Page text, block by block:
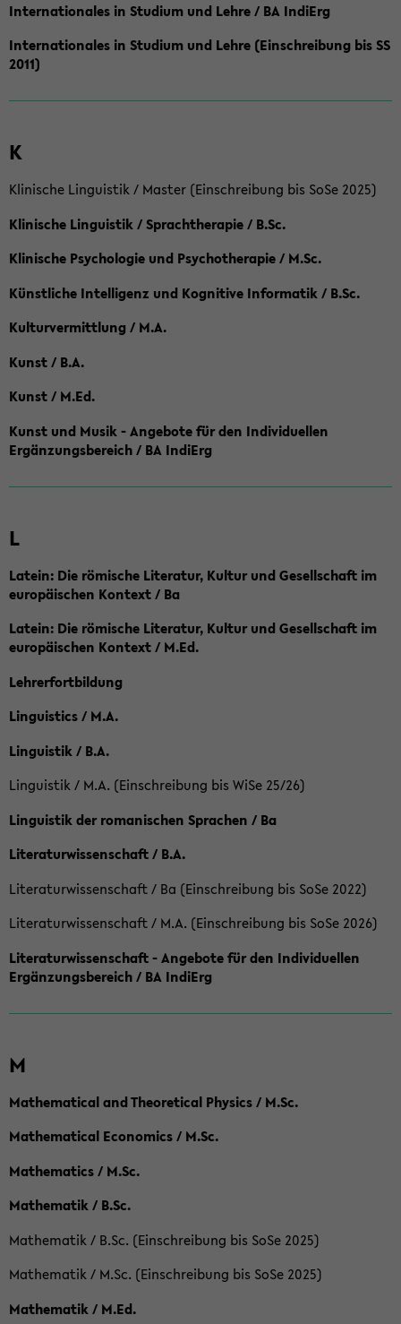
Internationales in Studium und Lehre / BA IndiErg
Internationales in Studium und Lehre (Einschreibung bis SS
2011)
K
Klinische Linguistik / Master (Einschreibung bis SoSe 2025)
Klinische Linguistik / Sprachtherapie / B.Sc.
Klinische Psychologie und Psychotherapie / M.Sc.
Künstliche Intelligenz und Kognitive Informatik / B.Sc.
Kulturvermittlung / M.A.
Kunst / B.A.
Kunst / M.Ed.
Kunst und Musik - Angebote für den Individuellen
Ergänzungsbereich / BA IndiErg
L
Latein: Die römische Literatur, Kultur und Gesellschaft im
europäischen Kontext / Ba
Latein: Die römische Literatur, Kultur und Gesellschaft im
europäischen Kontext / M.Ed.
Lehrerfortbildung
Linguistics / M.A.
Linguistik / B.A.
Linguistik / M.A. (Einschreibung bis WiSe 25/26)
Linguistik der romanischen Sprachen / Ba
Literaturwissenschaft / B.A.
Literaturwissenschaft / Ba (Einschreibung bis SoSe 2022)
Literaturwissenschaft / M.A. (Einschreibung bis SoSe 2026)
Literaturwissenschaft - Angebote für den Individuellen
Ergänzungsbereich / BA IndiErg
M
Mathematical and Theoretical Physics / M.Sc.
Mathematical Economics / M.Sc.
Mathematics / M.Sc.
Mathematik / B.Sc.
Mathematik / B.Sc. (Einschreibung bis SoSe 2025)
Mathematik / M.Sc. (Einschreibung bis SoSe 2025)
Mathematik / M.Ed.